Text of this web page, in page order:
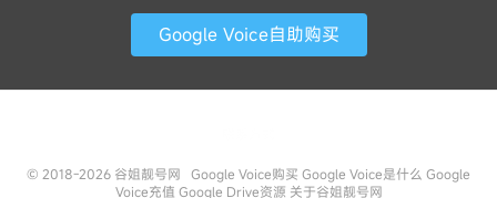
Google Voice自助购买
© 2018-2026 谷姐靓号网 Google Voice购买 Google Voice是什么 Google
Voice充值 Google Drive资源 关于谷姐靓号网